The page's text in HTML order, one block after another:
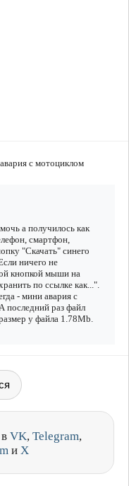
с мотоциклом
а получилось как
смартфон,
"Скачать" синего
ничего не
кнопкой мыши на
по ссылке как...".
- мини авария с
последний раз файл
у файла 1.78Mb.
VK, Telegram,
и X